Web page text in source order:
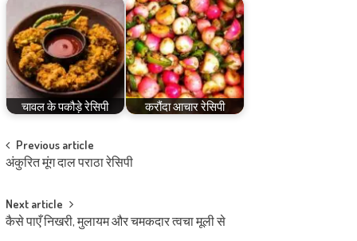
चावल के पकौड़े रेसिपी करौंदा आचार रेसिपी
Post
navigation
Previous article
अंकुरित मूंग दाल पराठा रेसिपी
Next article
कैसे पाएँ निखरी, मुलायम और चमकदार त्वचा मूली से